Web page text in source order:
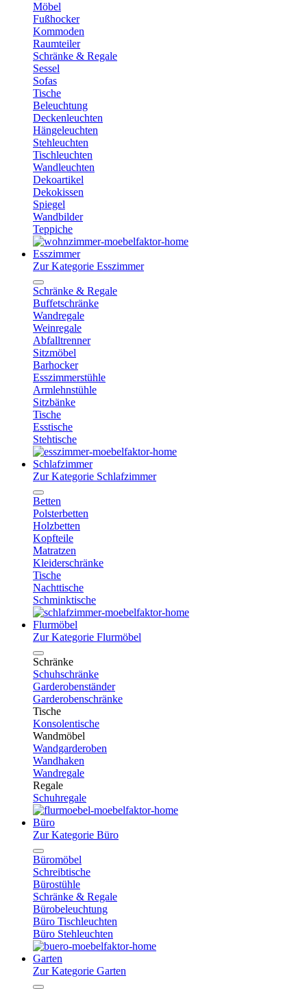
Möbel
Fußhocker
Kommoden
Raumteiler
Schränke & Regale
Sessel
Sofas
Tische
Beleuchtung
Deckenleuchten
Hängeleuchten
Stehleuchten
Tischleuchten
Wandleuchten
Dekoartikel
Dekokissen
Spiegel
Wandbilder
Teppiche
Esszimmer
Zur Kategorie Esszimmer
Schränke & Regale
Buffetschränke
Wandregale
Weinregale
Abfalltrenner
Sitzmöbel
Barhocker
Esszimmerstühle
Armlehnstühle
Sitzbänke
Tische
Esstische
Stehtische
Schlafzimmer
Zur Kategorie Schlafzimmer
Betten
Polsterbetten
Holzbetten
Kopfteile
Matratzen
Kleiderschränke
Tische
Nachttische
Schminktische
Flurmöbel
Zur Kategorie Flurmöbel
Schränke
Schuhschränke
Garderobenständer
Garderobenschränke
Tische
Konsolentische
Wandmöbel
Wandgarderoben
Wandhaken
Wandregale
Regale
Schuhregale
Büro
Zur Kategorie Büro
Büromöbel
Schreibtische
Bürostühle
Schränke & Regale
Bürobeleuchtung
Büro Tischleuchten
Büro Stehleuchten
Garten
Zur Kategorie Garten